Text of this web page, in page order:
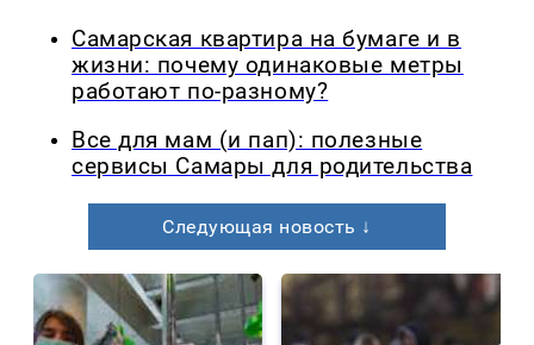
Самарская квартира на бумаге и в
жизни: почему одинаковые метры
работают по-разному?
Все для мам (и пап): полезные
сервисы Самары для родительства
Следующая новость ↓